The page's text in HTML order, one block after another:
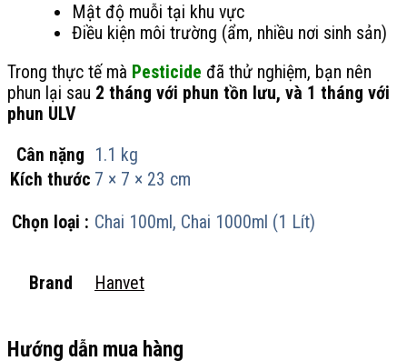
Mật độ muỗi tại khu vực
Điều kiện môi trường (ẩm, nhiều nơi sinh sản)
Trong thực tế mà Pesticide đã thử nghiệm, bạn nên
phun lại sau 2 tháng với phun tồn lưu, và 1 tháng với
phun ULV
Cân nặng
1.1 kg
Kích thước 7 × 7 × 23 cm
Chọn loại : Chai 100ml, Chai 1000ml (1 Lít)
Brand Hanvet
Hướng dẫn mua hàng